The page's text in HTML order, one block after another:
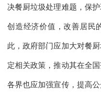
决餐厨垃圾处理难题，保
创造经济价值，改善居民
此，政府部门应加大对餐
定相关政策，推动其在全
各界也应加强宣传，提高